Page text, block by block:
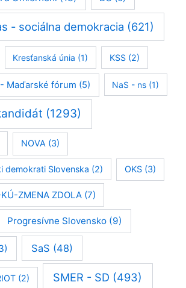
- sociálna demokracia (621)
Kresťanská únia (1) KSS(2)
Maďarské fórum (5) NaS - ns (1)
(1293)
NOVA(3)
demokrati Slovenska (2) OKS(3)
ZMENA ZDOLA(7)
Progresívne Slovensko (9)
SaS (48)
(2) SMER - SD (493)